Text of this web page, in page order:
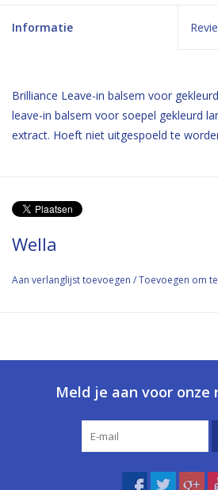
Informatie
Brilliance Leave-in balsem voor
leave-in balsem voor soepel gekleurd
extract. Hoeft niet uitgespoeld te
Wella
Aan verlanglijst toevoegen /Toevoegen om
Meld je aan voor onze